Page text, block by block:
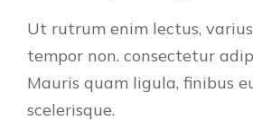
Ut rutrum enim lectus,
tempor non. consectetur
Mauris quam ligula, finibus
scelerisque.